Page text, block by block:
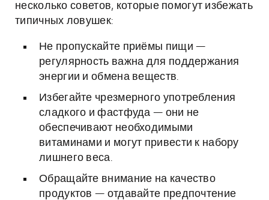
несколько советов, которые помогут избежать
типичных ловушек:
Не пропускайте приёмы пищи —
регулярность важна для поддержания
энергии и обмена веществ.
Избегайте чрезмерного употребления
сладкого и фастфуда — они не
обеспечивают необходимыми
витаминами и могут привести к набору
лишнего веса.
Обращайте внимание на качество
продуктов — отдавайте предпочтение